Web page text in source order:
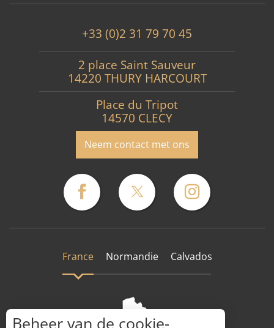
+33 (0)2 31 79 70 45
2 place Saint Sauveur
14220 THURY HARCOURT
Place du Tripot
14570 CLECY
Neem contact met ons
France Normandie Calvados
Beheer van de cookie-